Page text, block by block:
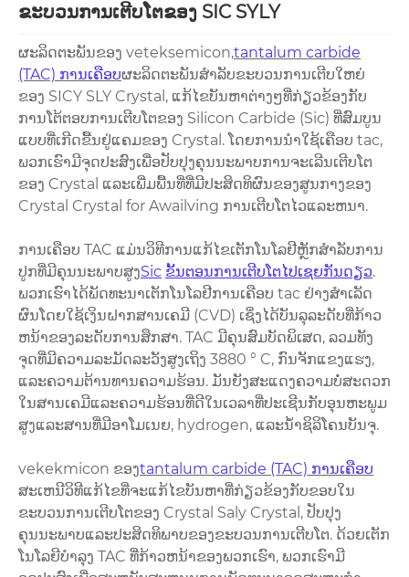
ຂະບວນການເຕີບໂຕຂອງ SIC SYLY
ຜະລິດຕະພັນຂອງ veteksemicon,tantalum carbide
(TAC) ການເຄືອບຜະລິດຕະພັນສໍາລັບຂະບວນການເຕີບໃຫຍ່
ຂອງ SICY SLY Crystal, ແກ້ໄຂບັນຫາຕ່າງໆທີ່ກ່ຽວຂ້ອງກັບ
ການໂຕ້ຕອບການເຕີບໂຕຂອງ Silicon Carbide (Sic) ທີ່ສົມບູນ
ແບບທີ່ເກີດຂື້ນຢູ່ແຄມຂອງ Crystal. ໂດຍການນໍາໃຊ້ເຄືອບ tac,
ພວກເຮົາມີຈຸດປະສົງເພື່ອປັບປຸງຄຸນນະພາບການຈະເລີນເຕີບໂຕ
ຂອງ Crystal ແລະເພີ່ມພື້ນທີ່ທີ່ມີປະສິດທິຜົນຂອງສູນກາງຂອງ
Crystal Crystal for Awailving ການເຕີບໂຕໄວແລະຫນາ.
ການເຄືອບ TAC ແມ່ນວິທີການແກ້ໄຂເຕັກໂນໂລຢີຫຼັກສໍາລັບການ
ປູກທີ່ມີຄຸນນະພາບສູງSic ຂັ້ນຕອນການເຕີບໂຕໄປເຊຍກັນດຽວ.
ພວກເຮົາໄດ້ພັດທະນາເຕັກໂນໂລຢີການເຄືອບ tac ຢ່າງສໍາເລັດ
ຜົນໂດຍໃຊ້ເງິນຝາກສານເຄມີ (CVD) ເຊິ່ງໄດ້ບັນລຸລະດັບທີ່ກ້າວ
ຫນ້າຂອງລະດັບການສຶກສາ. TAC ມີຄຸນສົມບັດພິເສດ, ລວມທັງ
ຈຸດທີ່ມີຄວາມລະມັດລະວັງສູງເຖິງ 3880 ° C, ກົນຈັກແຂງແຮງ,
ແລະຄວາມຕ້ານທານຄວາມຮ້ອນ. ມັນຍັງສະແດງຄວາມບໍ່ສະດວກ
ໃນສານເຄມີແລະຄວາມຮ້ອນທີ່ດີໃນເວລາທີ່ປະເຊີນກັບອຸນຫະພູມ
ສູງແລະສານທີ່ມີອາໂມເນຍ, hydrogen, ແລະນ້ໍາຊິລິໂຄນບັນຈຸ.
vekekmicon ຂອງtantalum carbide (TAC) ການເຄືອບ
ສະເຫນີວິທີແກ້ໄຂທີ່ຈະແກ້ໄຂບັນຫາທີ່ກ່ຽວຂ້ອງກັບຂອບໃນ
ຂະບວນການເຕີບໂຕຂອງ Crystal Saly Crystal, ປັບປຸງ
ຄຸນນະພາບແລະປະສິດທິພາບຂອງຂະບວນການເຕີບໂຕ. ດ້ວຍເຕັກ
ໂນໂລຍີບໍາລຸງ TAC ທີ່ກ້າວຫນ້າຂອງພວກເຮົາ, ພວກເຮົາມີ